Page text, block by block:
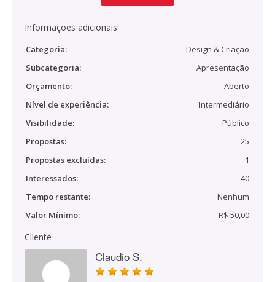
Informações adicionais
Categoria:
Design & Criação
Subcategoria:
Apresentação
Orçamento:
Aberto
Nível de experiência:
Intermediário
Visibilidade:
Público
Propostas:
25
Propostas excluídas:
1
Interessados:
40
Tempo restante:
Nenhum
Valor Mínimo:
R$ 50,00
Cliente
Claudio S.